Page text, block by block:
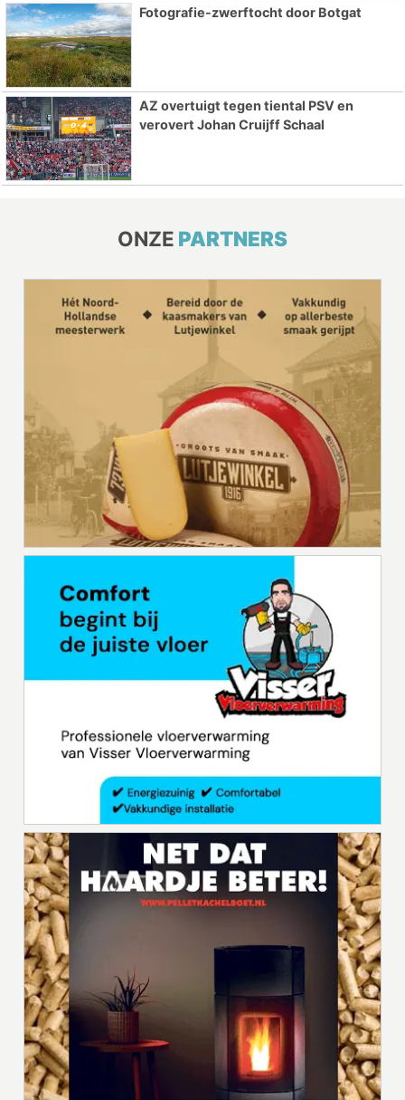
Fotografie-zwerftocht door Botgat
AZ overtuigt tegen tiental PSV en
verovert Johan Cruijff Schaal
ONZE PARTNERS